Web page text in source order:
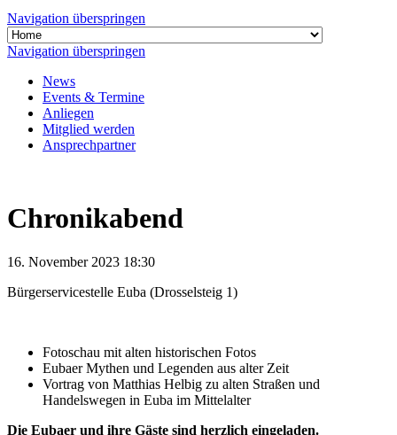
Navigation überspringen
Navigation überspringen
News
Events & Termine
Anliegen
Mitglied werden
Ansprechpartner
Chronikabend
16. November 2023 18:30
Bürgerservicestelle Euba (Drosselsteig 1)
Fotoschau mit alten historischen Fotos
Eubaer Mythen und Legenden aus alter Zeit
Vortrag von Matthias Helbig zu alten Straßen und
Handelswegen in Euba im Mittelalter
Die Eubaer und ihre Gäste sind herzlich eingeladen.